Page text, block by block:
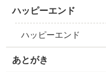
ハッピーエンド
ハッピーエンド
あとがき